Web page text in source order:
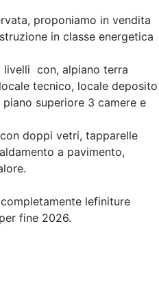
proponiamo in vendita
in classe energetica
livelli con, alpiano terra
tecnico, locale deposito
superiore 3 camere e
doppi vetri, tapparelle
a pavimento,
lefiniture
fine 2026.